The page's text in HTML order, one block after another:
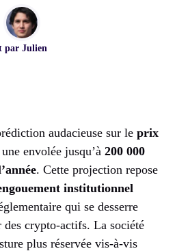
par Julien
audacieuse sur le prix
envolée jusqu’à 200 000
. Cette projection repose
institutionnel
qui se desserre
des crypto-actifs. La société
plus réservée vis-à-vis